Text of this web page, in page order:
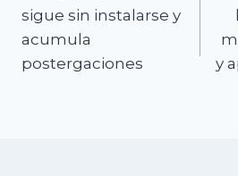
entradas
sigue sin instalarse y
acumula
postergaciones
y